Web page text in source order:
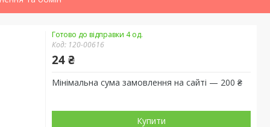
Готово до відправки 4 од.
Код: 120-00616
24 ₴
Мінімальна сума замовлення на сайті — 200 ₴
Купити